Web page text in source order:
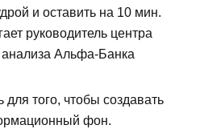
и оставить на 10 мин.
руководитель центра
анализа Альфа-Банка
для того, чтобы создавать
фон.